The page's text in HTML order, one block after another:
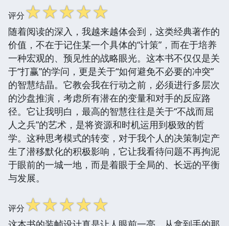
评分☆☆☆☆☆
随着阅读的深入，我越来越体会到，这类经典著作的
价值，不在于记住某一个具体的“计策”，而在于培养
一种宏观的、预见性的战略眼光。这本书不仅仅是关
于“打赢”的学问，更是关于“如何避免不必要的冲突”
的智慧结晶。它教会我在行动之前，必须进行多层次
的沙盘推演，考虑所有潜在的变量和对手的反应路
径。它让我明白，最高的智慧往往是关于“不战而屈
人之兵”的艺术，是将资源和时机运用到极致的哲
学。这种思考模式的转变，对于我个人的决策制定产
生了潜移默化的积极影响，它让我看待问题不再拘泥
于眼前的一城一地，而是着眼于全局的、长远的平衡
与发展。
评分☆☆☆☆☆